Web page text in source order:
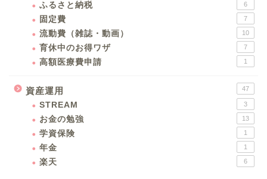
ふるさと納税 6
固定費 7
流動費（雑誌・動画） 10
育休中のお得ワザ 7
高額医療費申請 1
資産運用 47
STREAM 3
お金の勉強 13
学資保険 1
年金 1
楽天 6